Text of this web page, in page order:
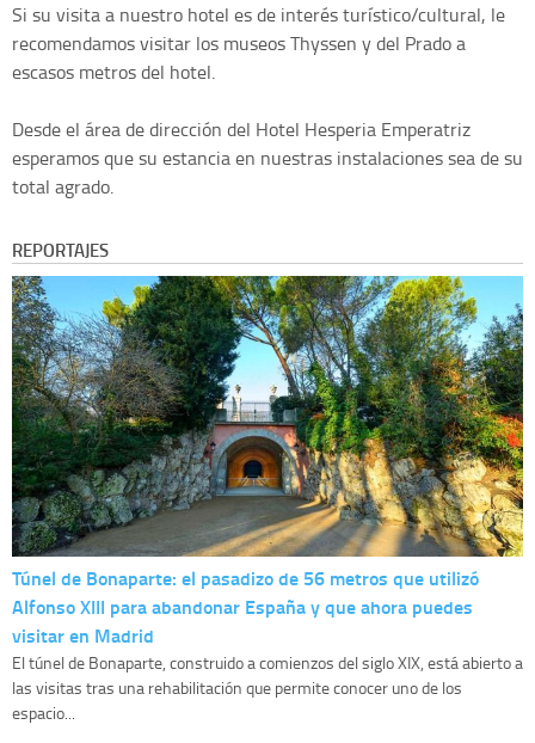
Si su visita a nuestro hotel es de interés turístico/cultural, le
recomendamos visitar los museos Thyssen y del Prado a
escasos metros del hotel.
Desde el área de dirección del Hotel Hesperia Emperatriz
esperamos que su estancia en nuestras instalaciones sea de su
total agrado.
REPORTAJES
Túnel de Bonaparte: el pasadizo de 56 metros que utilizó
Alfonso XIII para abandonar España y que ahora puedes
visitar en Madrid
El túnel de Bonaparte, construido a comienzos del siglo XIX, está abierto a
las visitas tras una rehabilitación que permite conocer uno de los
espacio...